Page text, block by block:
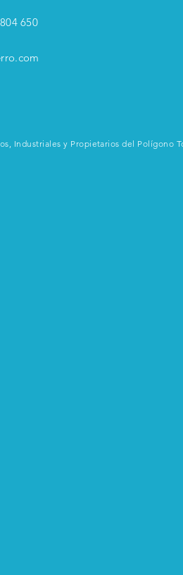
650
Industriales y Propietarios del Polígono